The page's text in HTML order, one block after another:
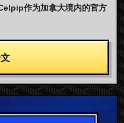
作为加拿大境内的官方